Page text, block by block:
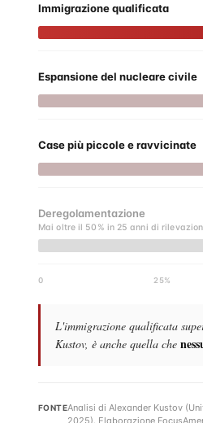
Immigrazione qualificata
Espansione del nucleare civile
Case più piccole e ravvicinate
Deregolamentazione
Mai oltre il 50% in 25 anni di
0 25%
L'immigrazione qualificata
Kustov, è anche quella che
FONTEAnalisi di Alexander Kustov
2025). Elaborazione